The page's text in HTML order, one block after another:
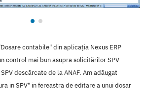
contabile" din aplicația Nexus ERP
control mai bun asupra solicitărilor SPV
descărcate de la ANAF. Am adăugat
in SPV" in fereastra de editare a unui dosar